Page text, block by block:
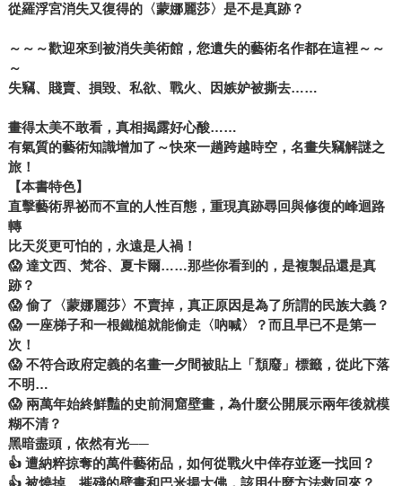
從羅浮宮消失又復得的〈蒙娜麗莎〉是不是真跡？
～～～歡迎來到被消失美術館，您遺失的藝術名作都在這裡～～
～
失竊、賤賣、損毀、私欲、戰火、因嫉妒被撕去……
畫得太美不敢看，真相揭露好心酸……
有氣質的藝術知識增加了～快來一趟跨越時空，名畫失竊解謎之
旅！
【本書特色】
直擊藝術界祕而不宣的人性百態，重現真跡尋回與修復的峰迴路
轉
比天災更可怕的，永遠是人禍！
😱 達文西、梵谷、夏卡爾……那些你看到的，是複製品還是真
跡？
😱 偷了〈蒙娜麗莎〉不賣掉，真正原因是為了所謂的民族大義？
😱 一座梯子和一根鐵槌就能偷走〈吶喊〉？而且早已不是第一
次！
😱 不符合政府定義的名畫一夕間被貼上「頹廢」標籤，從此下落
不明…
😱 兩萬年始終鮮豔的史前洞窟壁畫，為什麼公開展示兩年後就模
糊不清？
黑暗盡頭，依然有光──
👍 遭納粹掠奪的萬件藝術品，如何從戰火中倖存並逐一找回？
👍 被燒掉、摧殘的壁畫和巴米揚大佛，該用什麼方法救回來？